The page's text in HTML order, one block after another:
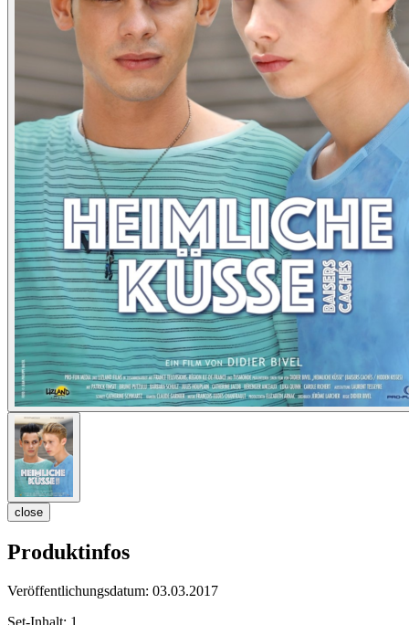
close
Produktinfos
Veröffentlichungsdatum: 03.03.2017